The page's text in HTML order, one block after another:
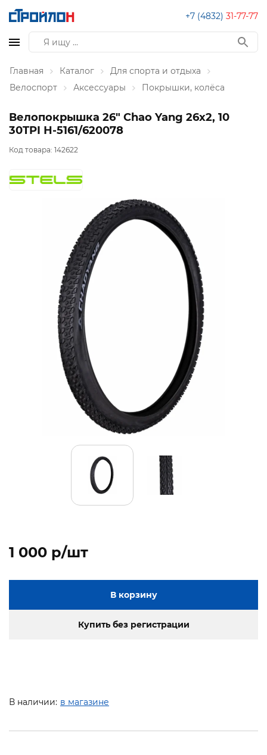
+7 (4832) 31-77-77
Главная Каталог
Для спорта и отдыха
Велоспорт
Аксессуары Покрышки, колёса
Велопокрышка 26" Chao Yang 26х2, 10
30TPI Н-5161/620078
Код товара: 142622
1 000 p/шт
В корзину
Купить без регистрации
В наличии: в магазине